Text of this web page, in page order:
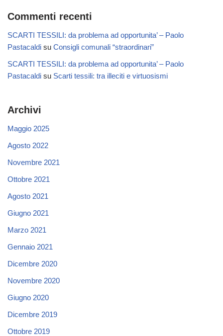
Commenti recenti
SCARTI TESSILI: da problema ad opportunita’ – Paolo
Pastacaldi su Consigli comunali “straordinari”
SCARTI TESSILI: da problema ad opportunita’ – Paolo
Pastacaldi su Scarti tessili: tra illeciti e virtuosismi
Archivi
Maggio 2025
Agosto 2022
Novembre 2021
Ottobre 2021
Agosto 2021
Giugno 2021
Marzo 2021
Gennaio 2021
Dicembre 2020
Novembre 2020
Giugno 2020
Dicembre 2019
Ottobre 2019